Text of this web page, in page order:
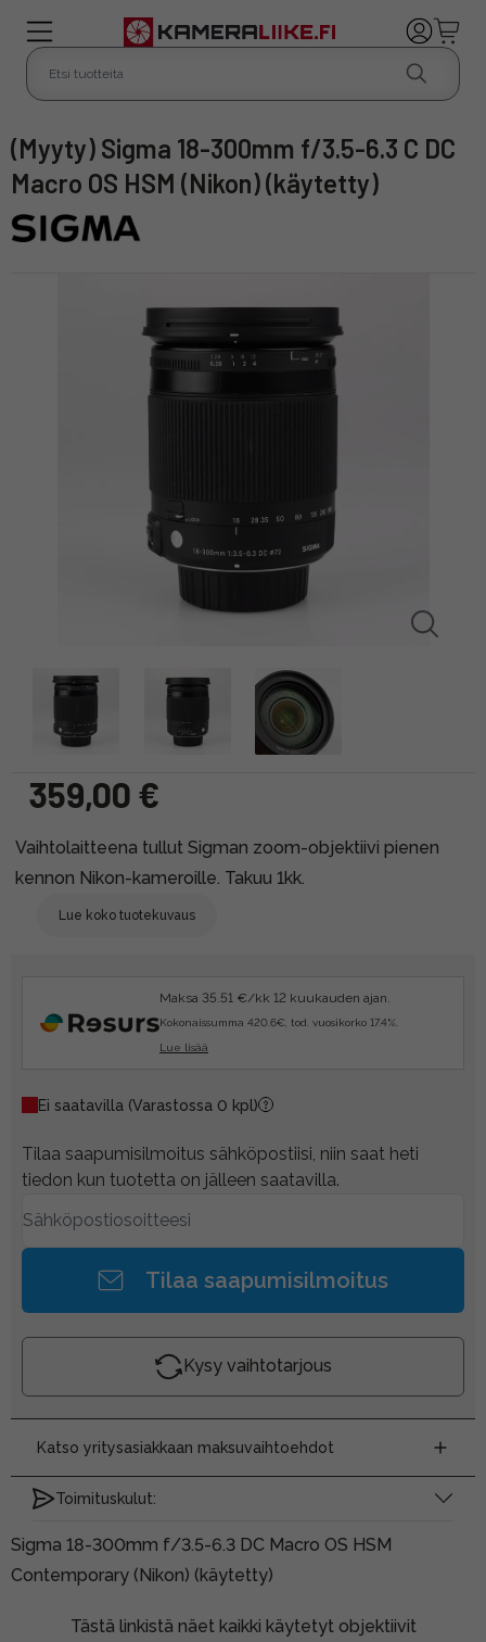
(Myyty) Sigma 18-300mm f/3.5-6.3 C DC
Macro OS HSM (Nikon) (käytetty)
359,00 €
Vaihtolaitteena tullut Sigman zoom-objektiivi pienen
kennon Nikon-kameroille. Takuu 1kk.
Lue koko tuotekuvaus
Maksa 35.51 €/kk 12 kuukauden ajan.
Kokonaissumma 420.6€, tod. vuosikorko 17.4%.
Lue lisää
Ei saatavilla (Varastossa 0 kpl)
Tilaa saapumisilmoitus sähköpostiisi, niin saat heti
tiedon kun tuotetta on jälleen saatavilla.
Tilaa saapumisilmoitus
Kysy vaihtotarjous
Katso yritysasiakkaan maksuvaihtoehdot
Toimituskulut:
Sigma 18-300mm f/3.5-6.3 DC Macro OS HSM
Contemporary (Nikon) (käytetty)
Tästä linkistä näet kaikki käytetyt objektiivit